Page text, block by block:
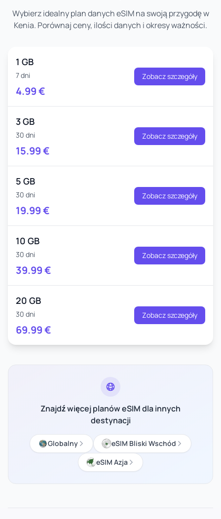
Wybierz idealny plan danych eSIM na swoją przygodę w
Kenia. Porównaj ceny, ilości danych i okresy ważności.
1 GB
7 dni
4.99€
Zobacz szczegóły
3 GB
30 dni
15.99€
Zobacz szczegóły
5 GB
30 dni
19.99€
Zobacz szczegóły
10 GB
30 dni
39.99€
Zobacz szczegóły
20 GB
30 dni
69.99€
Zobacz szczegóły
Znajdź więcej planów eSIM dla innych
destynacji
Globalny
eSIM Bliski Wschód
eSIM Azja